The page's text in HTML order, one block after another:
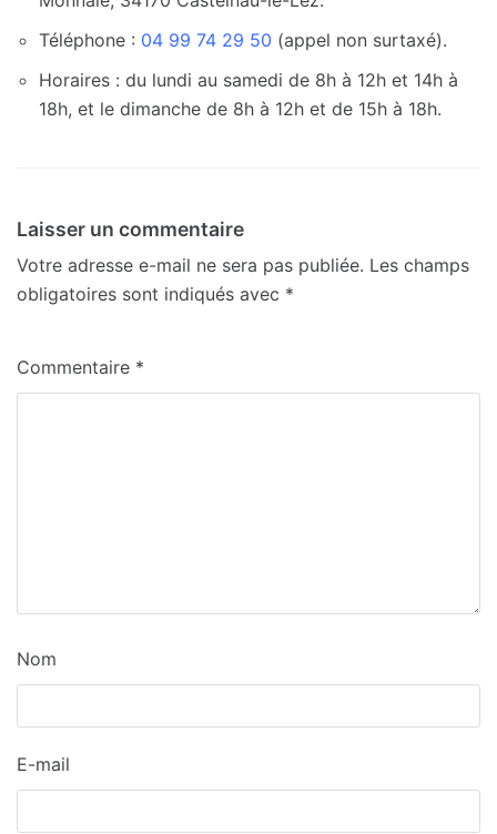
Téléphone : 04 99 74 29 50 (appel non surtaxé).
Horaires : du lundi au samedi de 8h à 12h et 14h à
18h, et le dimanche de 8h à 12h et de 15h à 18h.
Laisser un commentaire
Votre adresse e-mail ne sera pas publiée. Les champs
obligatoires sont indiqués avec *
Commentaire *
Nom
E-mail